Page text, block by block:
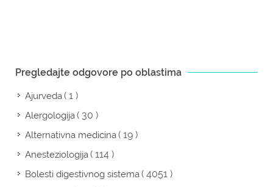
Pregledajte odgovore po oblastima
Ajurveda( 1 )
Alergologija( 30 )
Alternativna medicina( 19 )
Anesteziologija( 114 )
Bolesti digestivnog sistema( 4051 )